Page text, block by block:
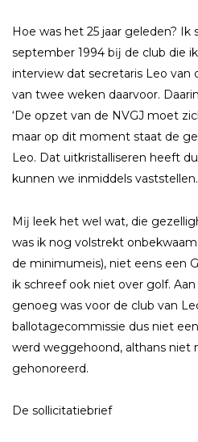
Hoe was het 25 jaar geleden? Ik
september 1994 bĳ de club die
interview dat secretaris Leo van
van twee weken daarvoor.
‘De opzet van de NVGJ moet
maar op dit moment staat de
Leo. Dat uitkristalliseren heeft
kunnen we inmiddels vaststellen.
Mĳ leek het wel wat, die
was ik nog volstrekt
de minimumeis), niet eens een
ik schreef ook niet over golf.
genoeg was voor de club van
ballotagecommissie dus niet
werd weggehoond, althans niet
gehonoreerd.
De sollicitatiebrief